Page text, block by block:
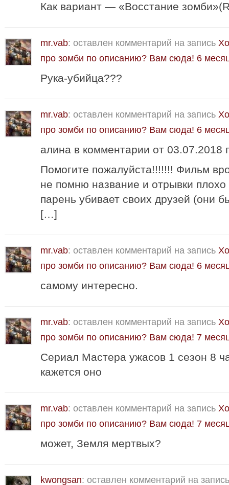
Как вариант — «Восстание
mr.vab: оставлен комментарий на запись
про зомби по описанию? Вам сюда! 6
Рука-убийца???
mr.vab: оставлен комментарий на запись
про зомби по описанию? Вам сюда! 6
алина в комментарии от 03.07.2018
Помогите пожалуйста!!!!!!! Фильм
не помню название и отрывки
парень убивает своих друзей (они
[…]
mr.vab: оставлен комментарий на запись
про зомби по описанию? Вам сюда! 6
самому интересно.
mr.vab: оставлен комментарий на запись
про зомби по описанию? Вам сюда! 7
Сериал Мастера ужасов 1 сезон 8
кажется оно
mr.vab: оставлен комментарий на запись
про зомби по описанию? Вам сюда! 7
может, Земля мертвых?
kwongsan: оставлен комментарий на